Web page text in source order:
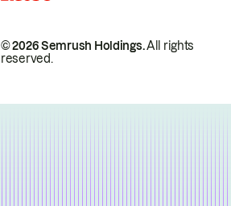
© 2026 Semrush Holdings.All rights
reserved.